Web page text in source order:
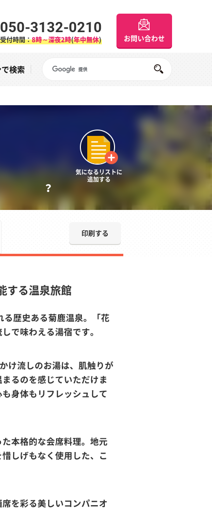
050-3132-0210
受付時間：8時～深夜2時(年中無休) お問い合わせ
検索
？
気になるリストに
追加する
印刷する
する温泉旅館
歴史ある菊鹿温泉。「花
で味わえる湯宿です。
け流しのお湯は、肌触りが
るのを感じていただけま
身体もリフレッシュして
本格的な会席料理。地元
しげもなく使用した、こ
を彩る美しいコンパニオ